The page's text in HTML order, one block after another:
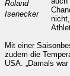
Roland
Isenecker
Mit einer
zudem die
USA. „Damals